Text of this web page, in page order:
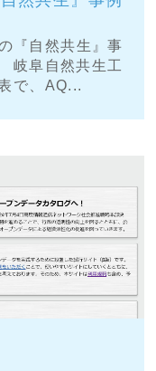
『自然共生』事
岐阜自然共生工
で、AQ...